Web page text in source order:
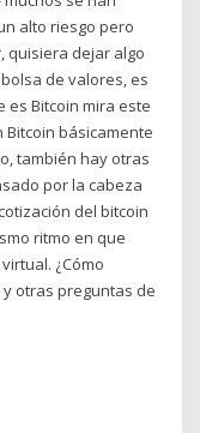
alto riesgo pero
quisiera dejar algo
de valores, es
es Bitcoin mira este
básicamente
también hay otras
por la cabeza
del bitcoin
ritmo en que
¿Cómo
y otras preguntas de